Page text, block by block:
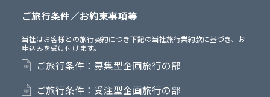
ご旅行条件／お約束事項等
当社はお客様との旅行契約につき下記の当社旅行業約款に基づき、お
申込みを受け付けます。
ご旅行条件：募集型企画旅行の部
ご旅行条件：受注型企画旅行の部